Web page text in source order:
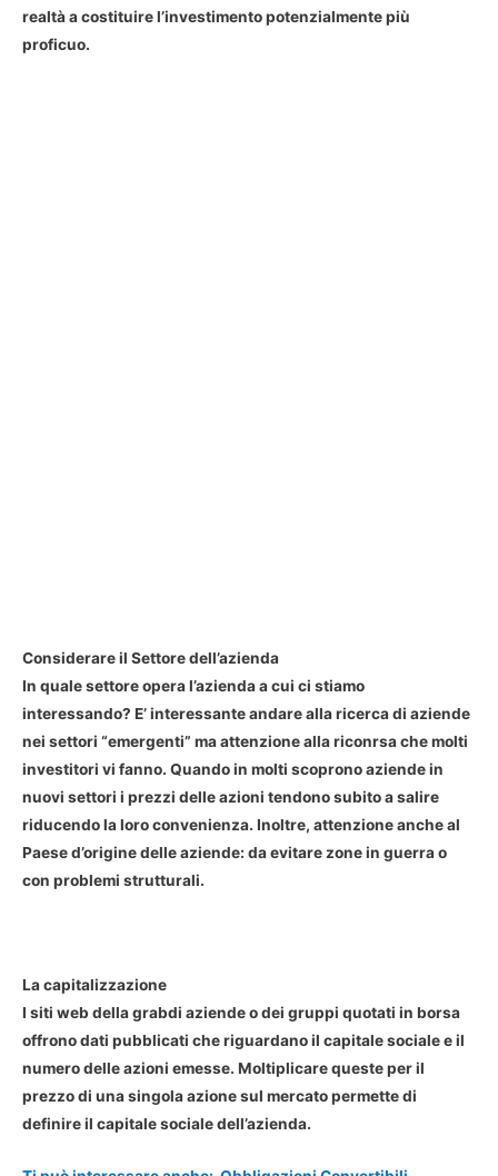
realtà a costituire l’investimento potenzialmente più
proficuo.
Considerare il Settore dell’azienda
In quale settore opera l’azienda a cui ci stiamo
interessando? E’ interessante andare alla ricerca di aziende
nei settori “emergenti” ma attenzione alla riconrsa che molti
investitori vi fanno. Quando in molti scoprono aziende in
nuovi settori i prezzi delle azioni tendono subito a salire
riducendo la loro convenienza. Inoltre, attenzione anche al
Paese d’origine delle aziende: da evitare zone in guerra o
con problemi strutturali.
La capitalizzazione
I siti web della grabdi aziende o dei gruppi quotati in borsa
offrono dati pubblicati che riguardano il capitale sociale e il
numero delle azioni emesse. Moltiplicare queste per il
prezzo di una singola azione sul mercato permette di
definire il capitale sociale dell’azienda.